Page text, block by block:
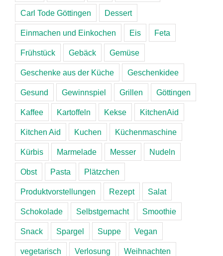
Carl Tode Göttingen Dessert
Einmachen und Einkochen Eis Feta
Frühstück Gebäck Gemüse
Geschenke aus der Küche Geschenkidee
Gesund Gewinnspiel Grillen Göttingen
Kaffee Kartoffeln Kekse KitchenAid
Kitchen Aid Kuchen Küchenmaschine
Kürbis Marmelade Messer Nudeln
Obst Pasta Plätzchen
Produktvorstellungen Rezept Salat
Schokolade Selbstgemacht Smoothie
Snack Spargel Suppe Vegan
vegetarisch Verlosung Weihnachten